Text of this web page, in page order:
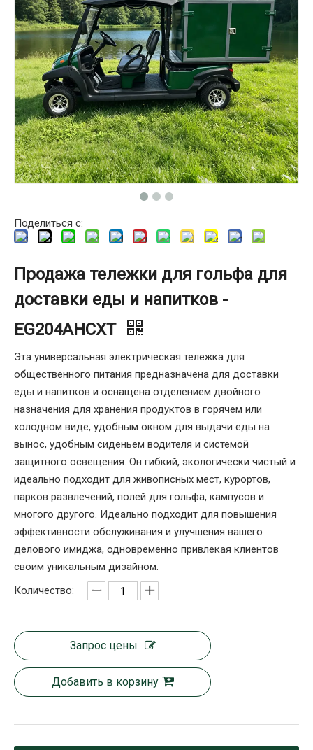
Поделиться с:
Продажа тележки для гольфа для
доставки еды и напитков -
EG204AHCXT
Эта универсальная электрическая тележка для
общественного питания предназначена для доставки
еды и напитков и оснащена отделением двойного
назначения для хранения продуктов в горячем или
холодном виде, удобным окном для выдачи еды на
вынос, удобным сиденьем водителя и системой
защитного освещения. Он гибкий, экологически чистый и
идеально подходит для живописных мест, курортов,
парков развлечений, полей для гольфа, кампусов и
многого другого. Идеально подходит для повышения
эффективности обслуживания и улучшения вашего
делового имиджа, одновременно привлекая клиентов
своим уникальным дизайном.
Количество:
Запрос цены
Добавить в корзину